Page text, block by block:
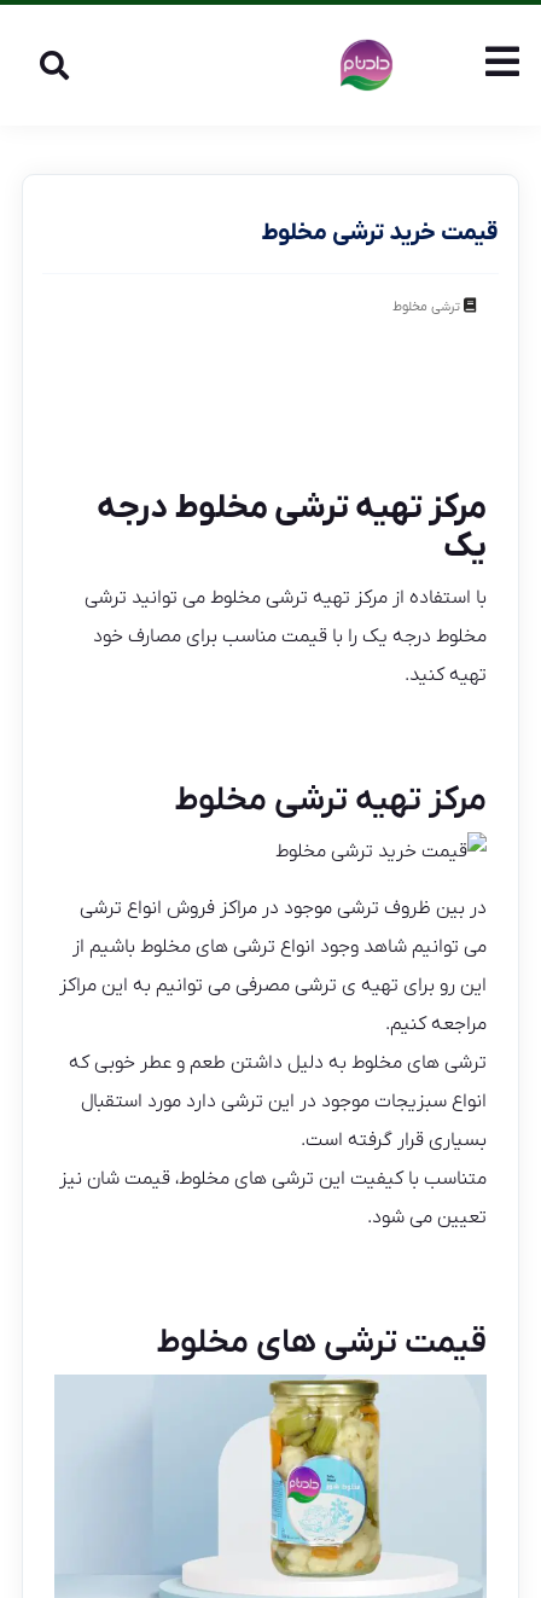
قیمت خرید ترشی مخلوط
ترشی مخلوط
مرکز تهیه ترشی مخلوط درجه
یک
با استفاده از مرکز تهیه ترشی مخلوط می توانید ترشی
مخلوط درجه یک را با قیمت مناسب برای مصارف خود
تهیه کنید.
مرکز تهیه ترشی مخلوط
در بین ظروف ترشی موجود در مراکز فروش انواع ترشی
می توانیم شاهد وجود انواع ترشی های مخلوط باشیم از
این رو برای تهیه ی ترشی مصرفی می توانیم به این مراکز
مراجعه کنیم.
ترشی های مخلوط به دلیل داشتن طعم و عطر خوبی که
انواع سبزیجات موجود در این ترشی دارد مورد استقبال
بسیاری قرار گرفته است.
متناسب با کیفیت این ترشی های مخلوط، قیمت شان نیز
تعیین می شود.
قیمت ترشی های مخلوط